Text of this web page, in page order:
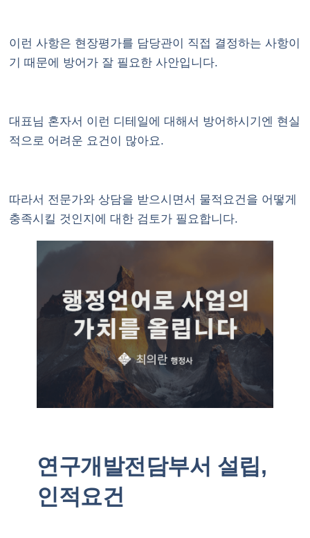
이런 사항은 현장평가를 담당관이 직접 결정하는 사항이
기 때문에 방어가 잘 필요한 사안입니다.
대표님 혼자서 이런 디테일에 대해서 방어하시기엔 현실
적으로 어려운 요건이 많아요.
따라서 전문가와 상담을 받으시면서 물적요건을 어떻게
충족시킬 것인지에 대한 검토가 필요합니다.
연구개발전담부서 설립,
인적요건